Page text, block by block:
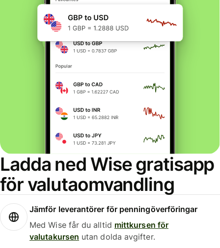
Ladda ned Wise gratisapp
för valutaomvandling
Jämför leverantörer för penningöverföringar
Med Wise får du alltid mittkursen för
valutakursen utan dolda avgifter.